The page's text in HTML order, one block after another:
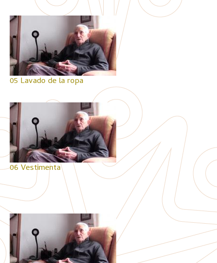
05 Lavado de la ropa
06 Vestimenta